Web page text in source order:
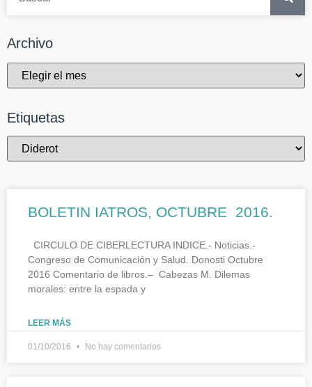
Archivo
Etiquetas
BOLETIN IATROS, OCTUBRE 2016.
CIRCULO DE CIBERLECTURA INDICE.- Noticias.-
Congreso de Comunicación y Salud. Donosti Octubre
2016 Comentario de libros.– Cabezas M. Dilemas
morales: entre la espada y
LEER MÁS
01/10/2016 No hay comentarios